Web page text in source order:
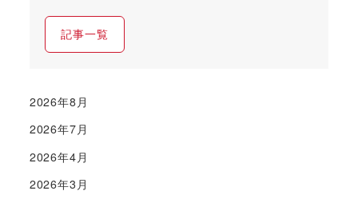
記事一覧
2026年8月
2026年7月
2026年4月
2026年3月